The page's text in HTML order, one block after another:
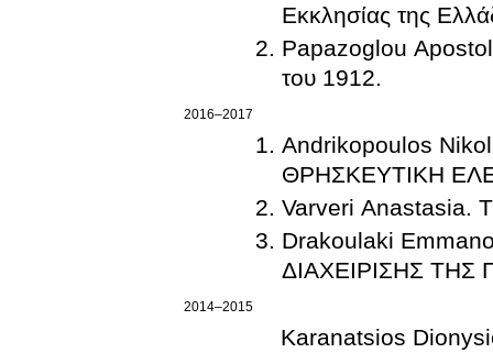
Εκκλησίας της
Papazoglou
του 1912.
2016–2017
Andrikopoulos
ΘΡΗΣΚΕΥΤΙΚΗ
Varveri
Drakoulaki
ΔΙΑΧΕΙΡΙΣΗΣ
2014–2015
Karanatsios